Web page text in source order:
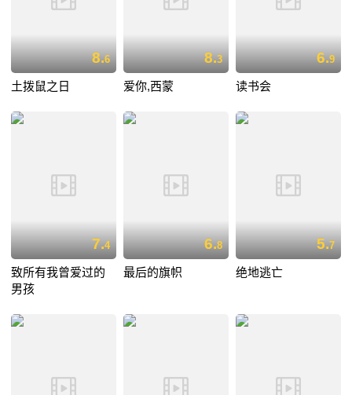
8.6
土拨鼠之日
8.3
爱你,西蒙
6.9
读书会
7.4
致所有我曾爱过的
男孩
6.8
最后的旗帜
5.7
绝地逃亡